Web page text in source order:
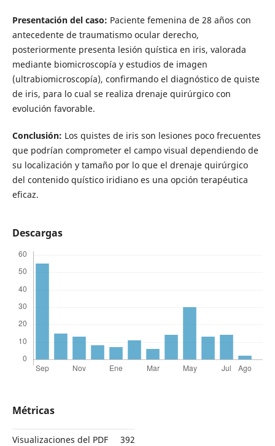
Presentación del caso: Paciente femenina de 28 años con
antecedente de traumatismo ocular derecho,
posteriormente presenta lesión quística en iris, valorada
mediante biomicroscopía y estudios de imagen
(ultrabiomicroscopía), confirmando el diagnóstico de quiste
de iris, para lo cual se realiza drenaje quirúrgico con
evolución favorable.
Conclusión: Los quistes de iris son lesiones poco frecuentes
que podrían comprometer el campo visual dependiendo de
su localización y tamaño por lo que el drenaje quirúrgico
del contenido quístico iridiano es una opción terapéutica
eficaz.
Descargas
Métricas
Visualizaciones del PDF 392